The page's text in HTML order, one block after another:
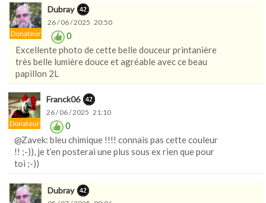
Donateur
Dubray
26 / 06 / 2025 20:50
0
Excellente photo de cette belle douceur printanière
très belle lumière douce et agréable avec ce beau
papillon 2L
Donateur
Franck06
26 / 06 / 2025 21:10
0
@Zavek: bleu chimique !!!! connais pas cette couleur
!! ;-)), je t’en posterai une plus sous ex rien que pour
toi ;-))
Dubray